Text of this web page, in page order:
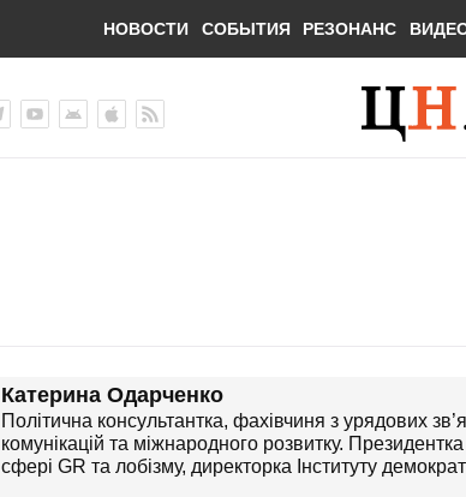
НОВОСТИ СОБЫТИЯ РЕЗОНАНС
Катерина Одарченко
Політична консультантка, фахівчиня з урядових
комунікацій та міжнародного розвитку. Президентка
сфері GR та лобізму, директорка Інституту